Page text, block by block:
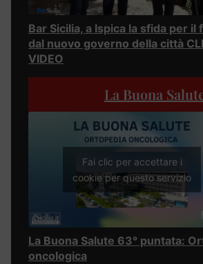
Bar Sicilia, a Ispica la sfida per il
dal nuovo governo della città
VIDEO
La Buona
Fai clic per accettare i
cookie per questo servizio
La Buona Salute 63° puntata:
oncologica